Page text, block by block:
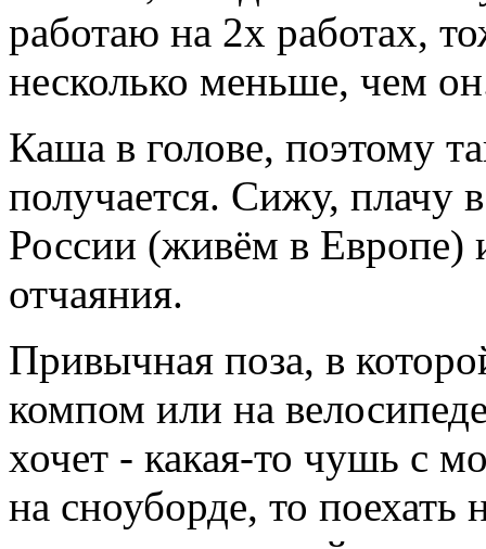
работаю на 2х работах,
несколько меньше, чем
Каша в голове, поэтому
получается. Сижу, плачу
России (живём в Европе)
отчаяния.
Привычная поза, в
компом или на
хочет - какая-то чушь с
на сноуборде, то